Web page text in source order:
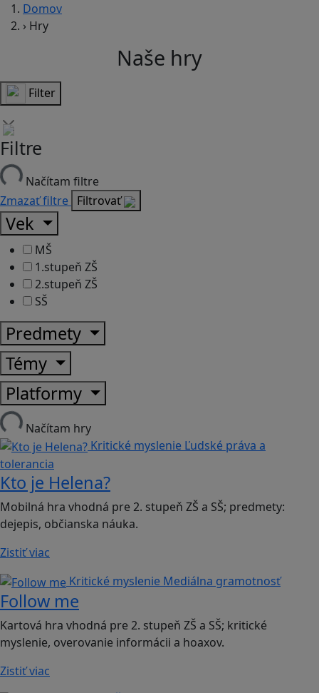
Domov
› Hry
Naše hry
Filter
Filtre
Načítam filtre
Zmazať filtre Filtrovať
Vek
MŠ
1.stupeň ZŠ
2.stupeň ZŠ
SŠ
Predmety
Témy
Platformy
Načítam hry
Kritické myslenie Ľudské práva a
tolerancia
Kto je Helena?
Mobilná hra vhodná pre 2. stupeň ZŠ a SŠ; predmety:
dejepis, občianska náuka.
Zistiť viac
Kritické myslenie Mediálna gramotnosť
Follow me
Kartová hra vhodná pre 2. stupeň ZŠ a SŠ; kritické
myslenie, overovanie informácii a hoaxov.
Zistiť viac